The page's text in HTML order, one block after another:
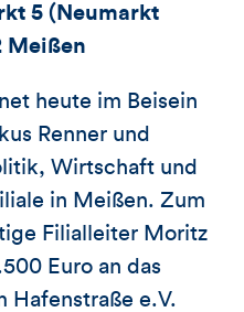
5 (Neumarkt
Meißen
heute im Beisein
Renner und
Wirtschaft und
in Meißen. Zum
Filialleiter Moritz
Euro an das
Hafenstraße e.V.